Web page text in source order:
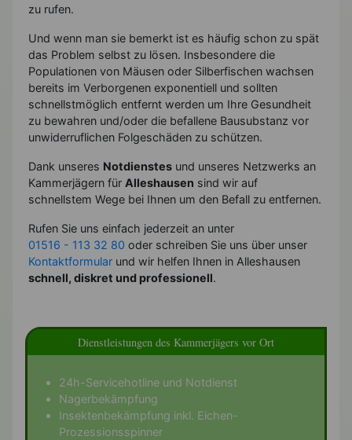
zu rufen.
Und wenn man sie bemerkt ist es häufig schon zu spät
das Problem selbst zu lösen. Insbesondere die
Populationen von Mäusen oder Silberfischen wachsen
bereits im Verborgenen exponentiell und sollten
schnellstmöglich entfernt werden um Ihre Gesundheit
zu bewahren und/oder die befallene Bausubstanz vor
unwiderruflichen Folgeschäden zu schützen.
Dank unseres Notdienstes und unseres Netzwerks an
Kammerjägern für Alleshausen sind wir auf
schnellstem Wege bei Ihnen um den Befall zu entfernen.
Rufen Sie uns einfach jederzeit an unter
01516 - 113 32 80 oder schreiben Sie uns über unser
Kontaktformular und wir helfen Ihnen in Alleshausen
schnell, diskret und professionell.
Dienstleistungen des Kammerjägers vor Ort
24h-Servicehotline und Notdienst
Nagerbekämpfung
Insektenbekämpfung inkl. Eichen-
Prozessionsspinner